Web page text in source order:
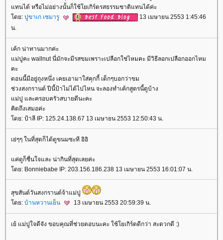
ทนได้ หรือไม่อย่างนั้นก็ใช้โยเกิร์ตรสธรรมชาติแทนได้ค่ะ
ดย: ปูขาเก เซมารู
13 เมษายน 2553 1:45:46
น.
เค้ก น่าทานมากค่ะ
ม่ปูคะ wallnut นี่มักจะมีรสขมเพราะเปลือกใช่ไหมคะ มีวิธีลอกเปลือกออกไหม
คะ
ตอนนี้มีอยู่ถุงหนึ่ง เคยเอามาใส่คุกกี้ เด็กๆบอกว่าขม
ช่วงสงกรานต์ ปีนี้ป้าไม่ได้ไปไหน จะลองทำเค้กสูตรนี้ดูบ้าง
ม่ปู และครอบครัวสบายดีนะคะ
คิดถึงเสมอค่ะ
ดย: ป้าลี IP: 125.24.138.67 13 เมษายน 2553 12:50:43 น.
เย่ๆๆ ในที่สุดก็ได้ดูขนมซะที อิอิ
ค่ดูก็ชื่นใจและ น่ากินที่สุดเลยค่ะ
ดย: Bonniebabe IP: 203.156.186.238 13 เมษายน 2553 16:01:07 น.
สุขสันต์วันสงกรานต์จ้าแม่ปู
ดย: บ้านหวานเย็น 13 เมษายน 2553 20:59:39 น.
เย้ แม่ปูใจดีจัง ขอบคุณที่ช่วยตอบนะคะ ใช้โยเกิร์ตดีกว่า สะดวกดี :)